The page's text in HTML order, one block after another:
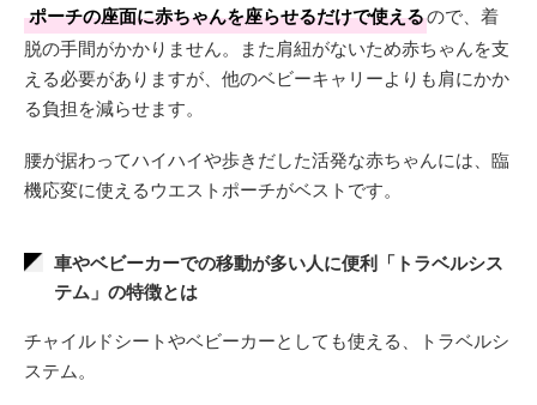
ポーチの座面に赤ちゃんを座らせるだけで使えるので、着
脱の手間がかかりません。また肩紐がないため赤ちゃんを支
える必要がありますが、他のベビーキャリーよりも肩にかか
る負担を減らせます。
腰が据わってハイハイや歩きだした活発な赤ちゃんには、臨
機応変に使えるウエストポーチがベストです。
車やベビーカーでの移動が多い人に便利「トラベルシス
テム」の特徴とは
チャイルドシートやベビーカーとしても使える、トラベルシ
ステム。